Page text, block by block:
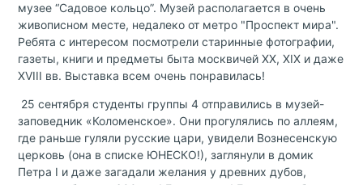
музее “Садовое кольцо”. Музей располагается в очень
живописном месте, недалеко от метро "Проспект мира".
Ребята с интересом посмотрели старинные фотографии,
газеты, книги и предметы быта москвичей ХХ, ХIX и даже
XVIII вв. Выставка всем очень понравилась!
25 сентября студенты группы 4 отправились в музей-
заповедник «Коломенское». Они прогулялись по аллеям,
где раньше гуляли русские цари, увидели Вознесенскую
церковь (она в списке ЮНЕСКО!), заглянули в домик
Петра I и даже загадали желания у древних дубов,